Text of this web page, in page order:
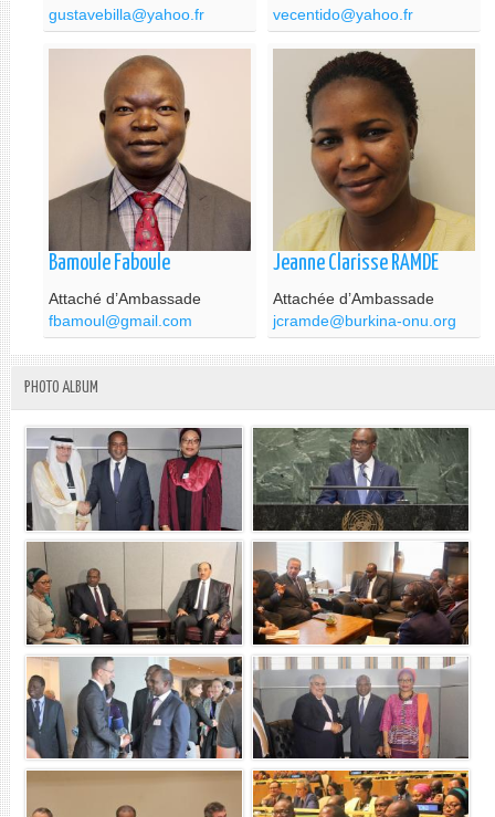
gustavebilla@yahoo.fr
vecentido@yahoo.fr
Bamoule Faboule
Attaché d’Ambassade
fbamoul@gmail.com
Jeanne Clarisse RAMDE
Attachée d’Ambassade
jcramde@burkina-onu.org
PHOTO ALBUM